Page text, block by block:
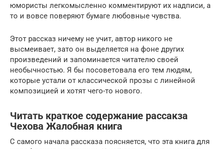
юмористы легкомысленно комментируют их надписи, а
то и вовсе поверяют бумаге любовные чувства.
Этот рассказ ничему не учит, автор никого не
высмеивает, зато он выделяется на фоне других
произведений и запоминается читателю своей
необычностью. Я бы посоветовала его тем людям,
которые устали от классической прозы с линейной
композицией и хотят чего-то нового.
Читать краткое содержание рассакза
Чехова Жалобная книга
С самого начала рассказа поясняется, что эта книга для